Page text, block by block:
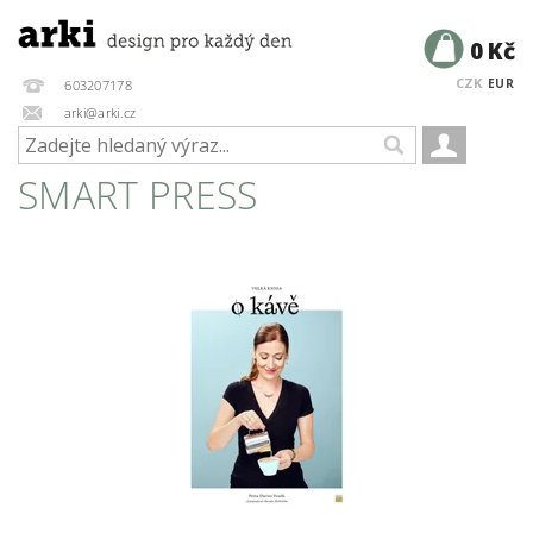
603207178
arki@arki.cz
CZK EUR
0 Kč
SMART PRESS